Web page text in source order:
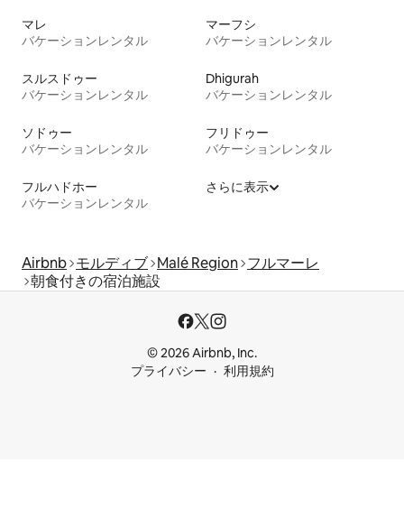
マレ
バケーションレンタル
マーフシ
バケーションレンタル
スルスドゥー
バケーションレンタル
Dhigurah
バケーションレンタル
ソドゥー
バケーションレンタル
フリドゥー
バケーションレンタル
フルハドホー
バケーションレンタル
さらに表示
Airbnb モルディブ Malé Region フルマーレ
朝食付きの宿泊施設
© 2026 Airbnb, Inc.
プライバシー
利用規約